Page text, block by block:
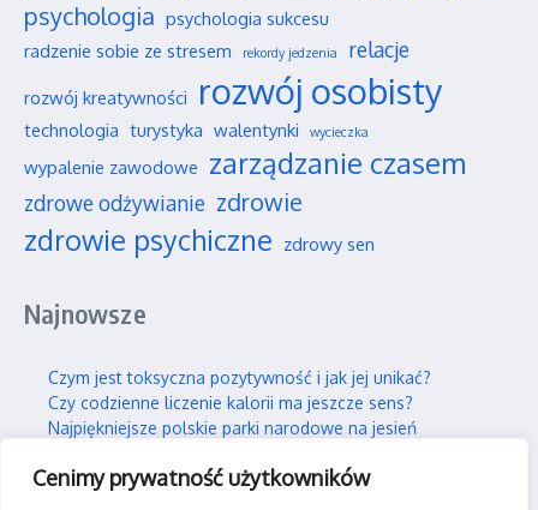
Cenimy prywatność użytkowników
psychologia psychologia sukcesu
radzenie sobie ze stresem
rekordy jedzenia relacje
rozwój kreatywności rozwój osobisty
technologia turystyka walentynki wycieczka
wypalenie zawodowe zarządzanie czasem
zdrowe odżywianie zdrowie
zdrowie psychiczne zdrowy sen
Najnowsze
Czym jest toksyczna pozytywność i jak jej unikać?
Czy codzienne liczenie kalorii ma jeszcze sens?
Najpiękniejsze polskie parki narodowe na jesień
Jak efektywnie i trwale uczyć się nowych rzeczy?